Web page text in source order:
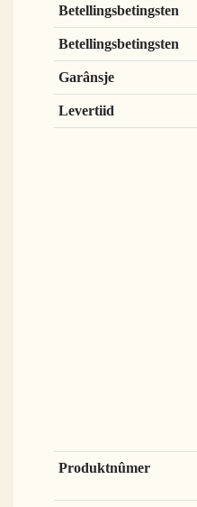
Betellingsbetingsten
Betellingsbetingsten
Garânsje
Levertiid
Produktnûmer